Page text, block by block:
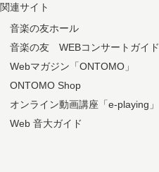
関連サイト
音楽の友ホール
音楽の友 WEBコンサートガイド
Webマガジン「ONTOMO」
ONTOMO Shop
オンライン動画講座「e-playing」
Web 音大ガイド